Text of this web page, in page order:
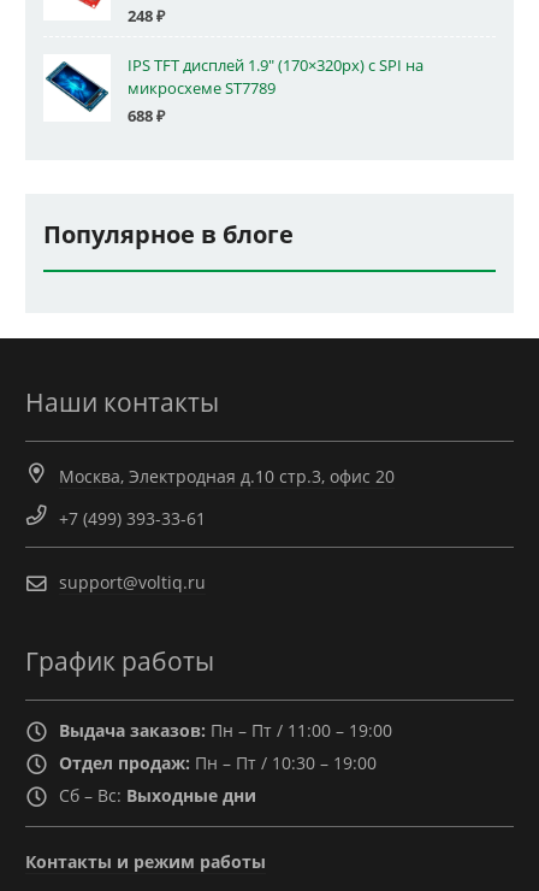
248₽
IPS TFT дисплей 1.9" (170×320px) с SPI на
микросхеме ST7789
688₽
Популярное в блоге
Наши контакты
Москва, Электродная д.10 стр.3, офис 20
+7 (499) 393-33-61
support@voltiq.ru
График работы
Выдача заказов: Пн – Пт / 11:00 – 19:00
Отдел продаж: Пн – Пт / 10:30 – 19:00
Сб – Вс: Выходные дни
Контакты и режим работы